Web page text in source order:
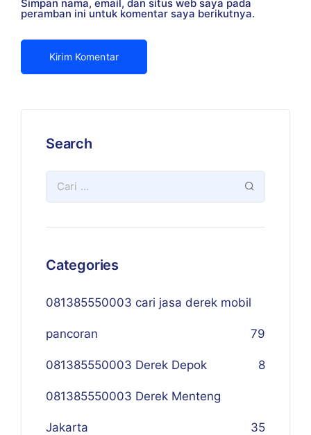
Simpan nama, email, dan situs web saya pada
peramban ini untuk komentar saya berikutnya.
Search
Categories
081385550003 cari jasa derek mobil
pancoran 79
081385550003 Derek Depok 8
081385550003 Derek Menteng
Jakarta 35